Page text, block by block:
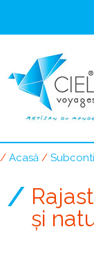
conţinutul
Acasă
și